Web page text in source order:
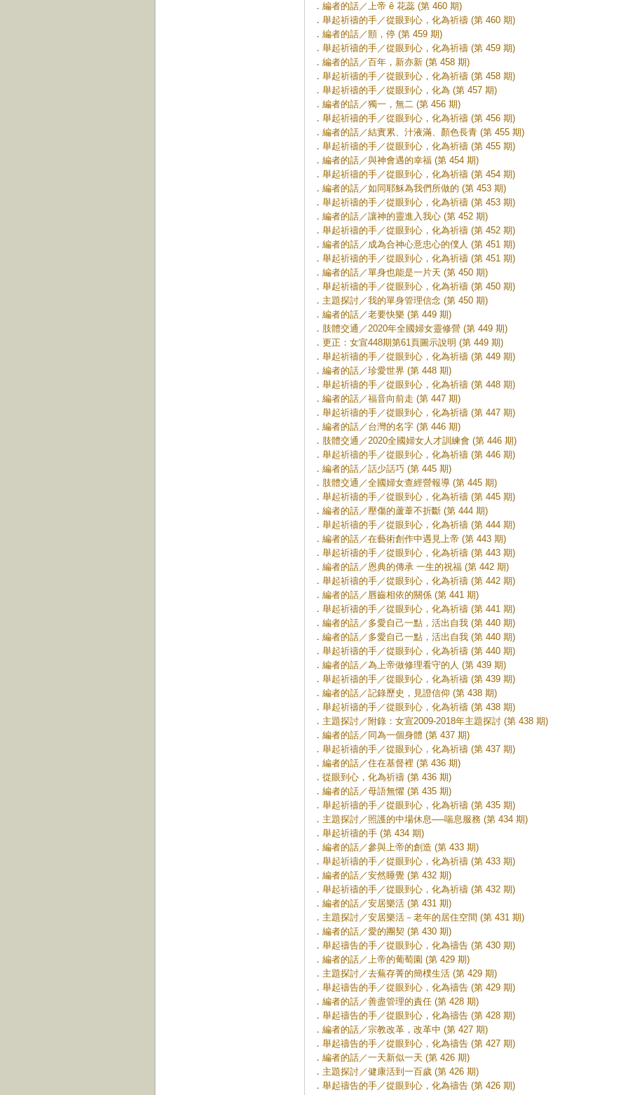
． 編者的話／上帝 ê 花蕊 (第 460 期)
． 舉起祈禱的手／從眼到心，化為祈禱 (第 460 期)
． 編者的話／顫，停 (第 459 期)
． 舉起祈禱的手／從眼到心，化為祈禱 (第 459 期)
． 編者的話／百年，新亦新 (第 458 期)
． 舉起祈禱的手／從眼到心，化為祈禱 (第 458 期)
． 舉起祈禱的手／從眼到心，化為 (第 457 期)
． 編者的話／獨一，無二 (第 456 期)
． 舉起祈禱的手／從眼到心，化為祈禱 (第 456 期)
． 編者的話／結實累、汁液滿、顏色長青 (第 455 期)
． 舉起祈禱的手／從眼到心，化為祈禱 (第 455 期)
． 編者的話／與神會遇的幸福 (第 454 期)
． 舉起祈禱的手／從眼到心，化為祈禱 (第 454 期)
． 編者的話／如同耶穌為我們所做的 (第 453 期)
． 舉起祈禱的手／從眼到心，化為祈禱 (第 453 期)
． 編者的話／讓神的靈進入我心 (第 452 期)
． 舉起祈禱的手／從眼到心，化為祈禱 (第 452 期)
． 編者的話／成為合神心意忠心的僕人 (第 451 期)
． 舉起祈禱的手／從眼到心，化為祈禱 (第 451 期)
． 編者的話／單身也能是一片天 (第 450 期)
． 舉起祈禱的手／從眼到心，化為祈禱 (第 450 期)
． 主題探討／我的單身管理信念 (第 450 期)
． 編者的話／老要快樂 (第 449 期)
． 肢體交通／2020年全國婦女靈修營 (第 449 期)
． 更正：女宣448期第61頁圖示說明 (第 449 期)
． 舉起祈禱的手／從眼到心，化為祈禱 (第 449 期)
． 編者的話／珍愛世界 (第 448 期)
． 舉起祈禱的手／從眼到心，化為祈禱 (第 448 期)
． 編者的話／福音向前走 (第 447 期)
． 舉起祈禱的手／從眼到心，化為祈禱 (第 447 期)
． 編者的話／台灣的名字 (第 446 期)
． 肢體交通／2020全國婦女人才訓練會 (第 446 期)
． 舉起祈禱的手／從眼到心，化為祈禱 (第 446 期)
． 編者的話／話少話巧 (第 445 期)
． 肢體交通／全國婦女查經營報導 (第 445 期)
． 舉起祈禱的手／從眼到心，化為祈禱 (第 445 期)
． 編者的話／壓傷的蘆葦不折斷 (第 444 期)
． 舉起祈禱的手／從眼到心，化為祈禱 (第 444 期)
． 編者的話／在藝術創作中遇見上帝 (第 443 期)
． 舉起祈禱的手／從眼到心，化為祈禱 (第 443 期)
． 編者的話／恩典的傳承 一生的祝福 (第 442 期)
． 舉起祈禱的手／從眼到心，化為祈禱 (第 442 期)
． 編者的話／唇齒相依的關係 (第 441 期)
． 舉起祈禱的手／從眼到心，化為祈禱 (第 441 期)
． 編者的話／多愛自己一點，活出自我 (第 440 期)
． 編者的話／多愛自己一點，活出自我 (第 440 期)
． 舉起祈禱的手／從眼到心，化為祈禱 (第 440 期)
． 編者的話／為上帝做修理看守的人 (第 439 期)
． 舉起祈禱的手／從眼到心，化為祈禱 (第 439 期)
． 編者的話／記錄歷史，見證信仰 (第 438 期)
． 舉起祈禱的手／從眼到心，化為祈禱 (第 438 期)
． 主題探討／附錄：女宣2009-2018年主題探討 (第 438 期)
． 編者的話／同為一個身體 (第 437 期)
． 舉起祈禱的手／從眼到心，化為祈禱 (第 437 期)
． 編者的話／住在基督裡 (第 436 期)
． 從眼到心，化為祈禱 (第 436 期)
． 編者的話／母語無懼 (第 435 期)
． 舉起祈禱的手／從眼到心，化為祈禱 (第 435 期)
． 主題探討／照護的中場休息──喘息服務 (第 434 期)
． 舉起祈禱的手 (第 434 期)
． 編者的話／參與上帝的創造 (第 433 期)
． 舉起祈禱的手／從眼到心，化為祈禱 (第 433 期)
． 編者的話／安然睡覺 (第 432 期)
． 舉起祈禱的手／從眼到心，化為祈禱 (第 432 期)
． 編者的話／安居樂活 (第 431 期)
． 主題探討／安居樂活－老年的居住空間 (第 431 期)
． 編者的話／愛的團契 (第 430 期)
． 舉起禱告的手／從眼到心，化為禱告 (第 430 期)
． 編者的話／上帝的葡萄園 (第 429 期)
． 主題探討／去蕪存菁的簡樸生活 (第 429 期)
． 舉起禱告的手／從眼到心，化為禱告 (第 429 期)
． 編者的話／善盡管理的責任 (第 428 期)
． 舉起禱告的手／從眼到心，化為禱告 (第 428 期)
． 編者的話／宗教改革，改革中 (第 427 期)
． 舉起禱告的手／從眼到心，化為禱告 (第 427 期)
． 編者的話／一天新似一天 (第 426 期)
． 主題探討／健康活到一百歲 (第 426 期)
． 舉起禱告的手／從眼到心，化為禱告 (第 426 期)